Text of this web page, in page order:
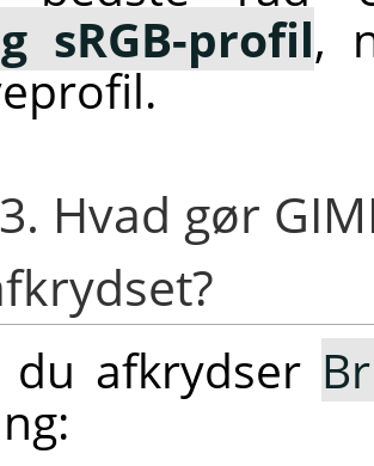
sRGB-profil,
Hvad gør
du afkrydser